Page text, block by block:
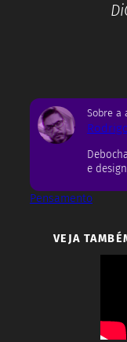
Sobre a
e
Pensamento
VEJA